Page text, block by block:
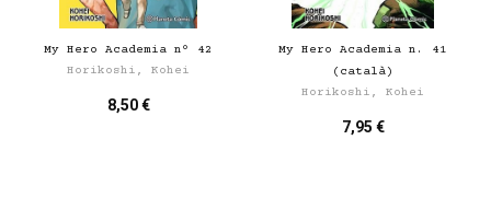
My Hero Academia nº 42
Horikoshi, Kohei
8,50 €
My Hero Academia n. 41
(català)
Horikoshi, Kohei
7,95 €